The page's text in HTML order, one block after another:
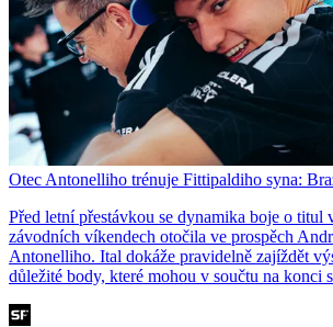
Otec Antonelliho trénuje Fittipaldiho syna:
Před letní přestávkou se dynamika boje o titul
závodních víkendech otočila ve prospěch
Antonelliho. Ital dokáže pravidelně zajíždět
důležité body, které mohou v součtu na konci